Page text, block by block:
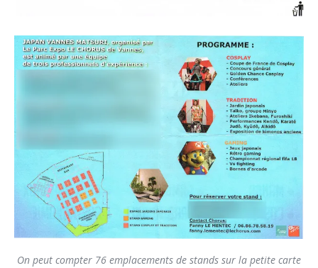
On peut compter 76 emplacements de stands sur la petite carte